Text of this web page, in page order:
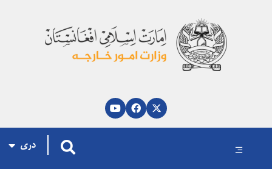
دری
English